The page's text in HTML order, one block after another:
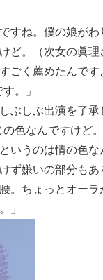
すね。僕の娘が
ど。（次女の眞
ごく薦めたんです
。」
ぶしぶ出演を了承
色なんですけど。
いうのは情の色
ず嫌いの部分もあ
。ちょっとオー
」